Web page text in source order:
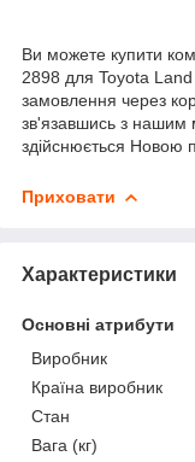
Ви можете купити
2898 для Toyota
замовлення через
зв'язавшись з нашим
здійснюється Новою
Приховати
Характеристики
Основні атрибути
Виробник
Країна виробник
Стан
Вага (кг)